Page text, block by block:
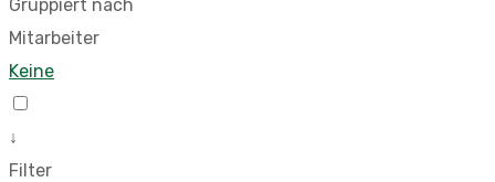
Gruppiert nach
Mitarbeiter
Keine
↓
Filter